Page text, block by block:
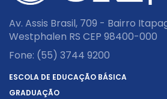
Av. Assis Brasil, 709 - Bairro
Westphalen RS CEP 98400-000
Fone: (55) 3744 9200
ESCOLA DE EDUCAÇÃO BÁSICA
GRADUAÇÃO